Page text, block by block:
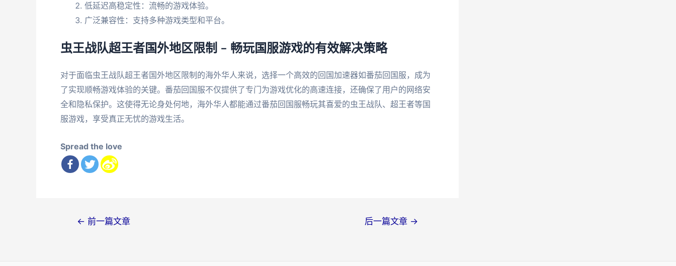
低延迟高稳定性：流畅的游戏体验。
广泛兼容性：支持多种游戏类型和平台。
虫王战队超王者国外地区限制 – 畅玩国服游戏的有效解决策略
对于面临虫王战队超王者国外地区限制的海外华人来说，选择一个高效的回国加速器如番茄回国服，成为
了实现顺畅游戏体验的关键。番茄回国服不仅提供了专门为游戏优化的高速连接，还确保了用户的网络安
全和隐私保护。这使得无论身处何地，海外华人都能通过番茄回国服畅玩其喜爱的虫王战队、超王者等国
服游戏，享受真正无忧的游戏生活。
Spread the love
← 前一篇文章 后一篇文章 →